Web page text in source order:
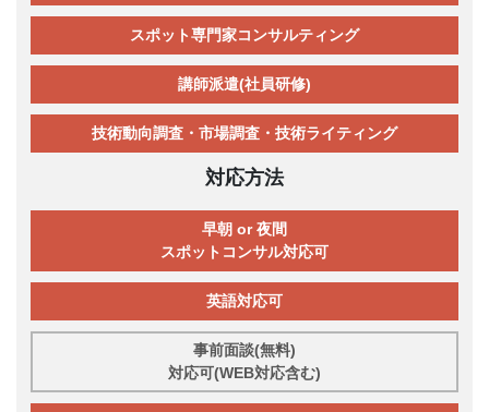
スポット専門家コンサルティング
講師派遣(社員研修)
技術動向調査・市場調査・技術ライティング
対応方法
早朝 or 夜間
スポットコンサル対応可
英語対応可
事前面談(無料)
対応可(WEB対応含む)